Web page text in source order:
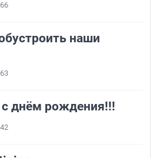
66
наши
63
днём рождения!!!
42